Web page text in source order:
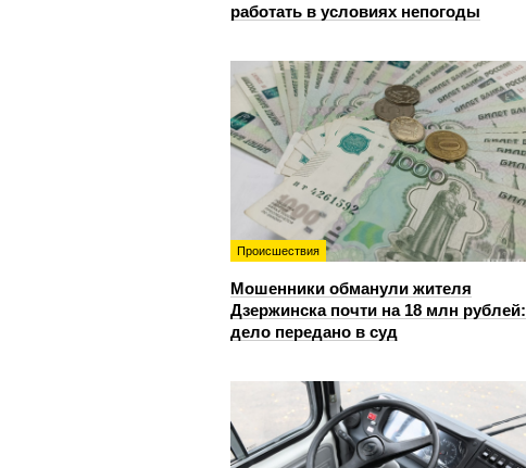
работать в условиях непогоды
Происшествия
Мошенники обманули жителя
Дзержинска почти на 18 млн рублей:
дело передано в суд